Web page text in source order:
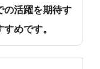
の活躍を期待す
めです。